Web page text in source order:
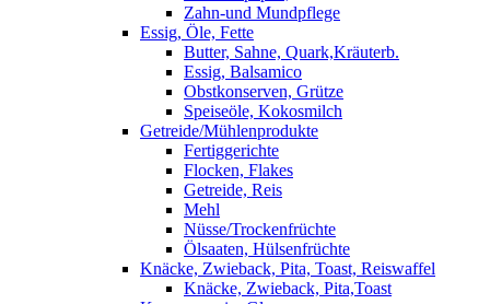
Zahn-und Mundpflege
Essig, Öle, Fette
Butter, Sahne, Quark,Kräuterb.
Essig, Balsamico
Obstkonserven, Grütze
Speiseöle, Kokosmilch
Getreide/Mühlenprodukte
Fertiggerichte
Flocken, Flakes
Getreide, Reis
Mehl
Nüsse/Trockenfrüchte
Ölsaaten, Hülsenfrüchte
Knäcke, Zwieback, Pita, Toast, Reiswaffel
Knäcke, Zwieback, Pita,Toast